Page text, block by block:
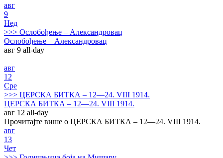
авг
9
Нед
>>> Ослобођење – Александровац
Ослобођење – Александровац
авг 9 all-day
авг
12
Сре
>>> ЦЕРСКА БИТКА – 12—24. VIII 1914.
ЦЕРСКА БИТКА – 12—24. VIII 1914.
авг 12 all-day
Прочитајте више о ЦЕРСКА БИТКА – 12—24. VIII 1914.
авг
13
Чет